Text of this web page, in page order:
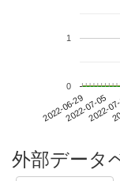
2022-06-292022-07-05
2022-
0
1
外部データ